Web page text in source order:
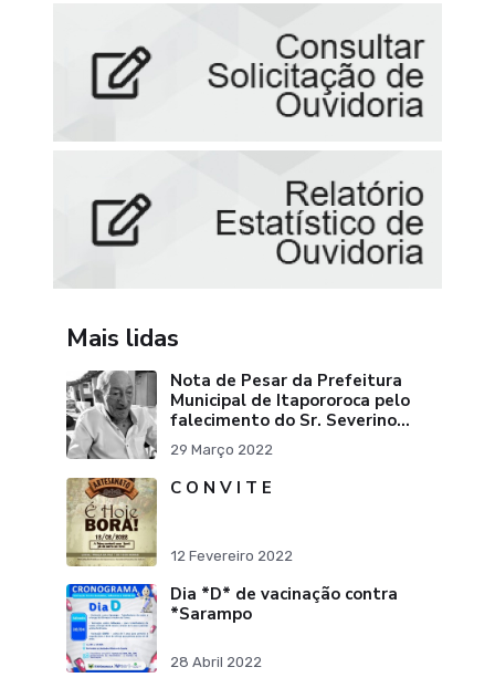
Mais lidas
Nota de Pesar da Prefeitura
Municipal de Itapororoca pelo
falecimento do Sr. Severino
Ribeiro da Silva "Pai do Ex-
Prefei
29 Março 2022
C O N V I T E
12 Fevereiro 2022
Dia *D* de vacinação contra
*Sarampo
28 Abril 2022